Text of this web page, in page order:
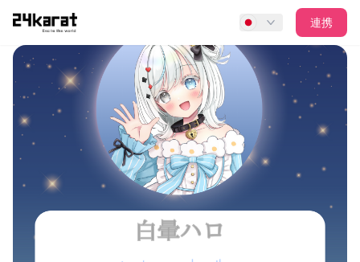
白暈ハロ 第5話「ありがとうのチョコ」
連携